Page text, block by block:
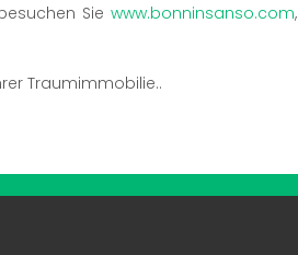
Sie www.bonninsanso.com,
Traumimmobilie..